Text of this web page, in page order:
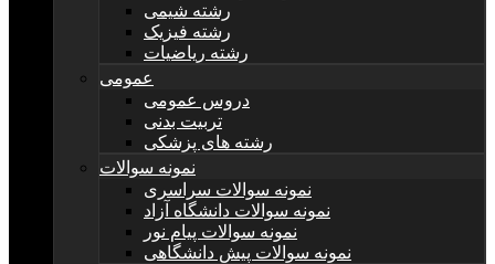
رشته شیمی
رشته فیزیک
رشته ریاضیات
عمومی
دروس عمومی
تربیت بدنی
رشته های پزشکی
نمونه سوالات
نمونه سوالات سراسری
نمونه سوالات دانشگاه آزاد
نمونه سوالات پیام نور
نمونه سوالات پیش دانشگاهی